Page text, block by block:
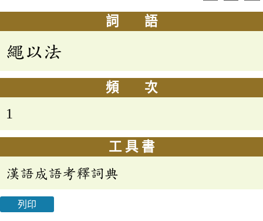
詞 語
繩以法
頻 次
1
工 具 書
漢語成語考釋詞典
列印